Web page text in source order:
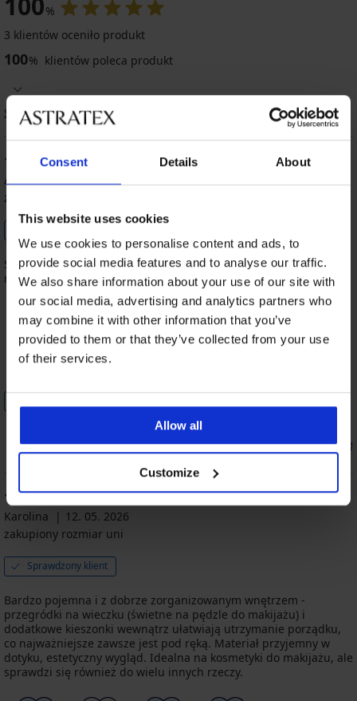
Consent Details About
This website uses cookies
We use cookies to personalise content and ads, to
provide social media features and to analyse our traffic.
We also share information about your use of our site with
our social media, advertising and analytics partners who
may combine it with other information that you’ve
provided to them or that they’ve collected from your use
of their services.
Allow all
Customize
%
3 klientów oceniło produkt
100% klientów poleca produkt
Sortowanie
100
Aurelia
zakupiony rozmiar uni
Super kosmetyczka, bardzo ładny kolor, w środku przegódki na
np pędzelki
100%
Rozmiar
100%
Cena
zgadzam się nie zgadzam się
100
Karolina
12. 05. 2026
zakupiony rozmiar uni
Sprawdzony klient
Bardzo pojemna i z dobrze zorganizowanym wnętrzem -
przegródki na wieczku (świetne na pędzle do makijażu) i
dodatkowe kieszonki wewnątrz ułatwiają utrzymanie porządku,
co najważniejsze zawsze jest pod ręką. Materiał przyjemny w
dotyku, estetyczny wygląd. Idealna na kosmetyki do makijażu, ale
sprawdzi się również do wielu innych rzeczy.